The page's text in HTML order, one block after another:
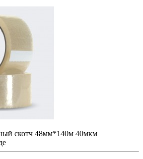
скотч 48мм*140м 40мкм